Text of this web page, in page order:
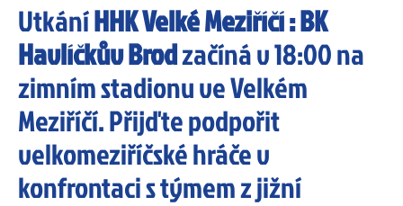
UtkáníHHK Velké Meziříčí : BK
Havlíčkův Brodzačíná v 18:00 na
zimním stadionu ve Velkém
Meziříčí. Přijďte podpořit
velkomeziříčské hráče v
konfrontaci s týmem z jižní